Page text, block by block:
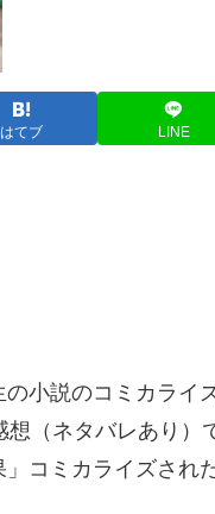
はてブ LINE
小説のコミカライ
（ネタバレあり）
コミカライズされ